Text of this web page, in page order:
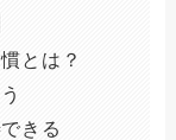
とは？
きる